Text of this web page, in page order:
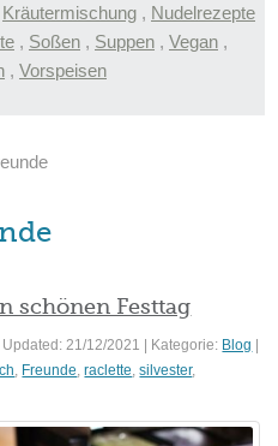
Kräutermischung , Nudelrezepte
, Soßen , Suppen , Vegan ,
, Vorspeisen
schönen Festtag
Updated: 21/12/2021 Kategorie: Blog
, Freunde,raclette,silvester,